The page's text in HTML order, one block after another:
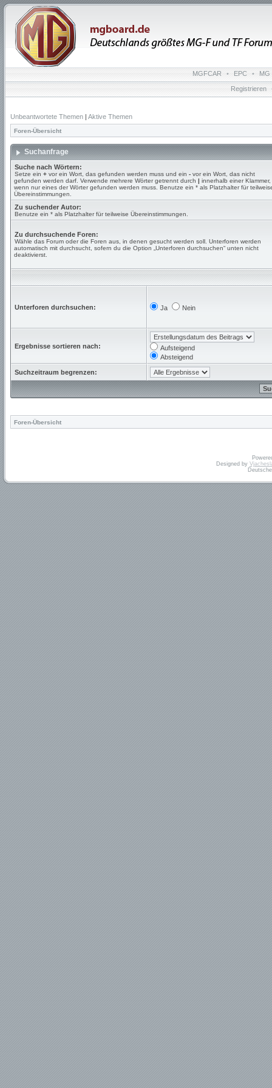
MGFCAR • EPC • MG
Registrieren
Unbeantwortete Themen | Aktive Themen
Foren-Übersicht
Suchanfrage
Suche nach Wörtern:
Setze ein + vor ein Wort, das gefunden werden muss und ein - vor ein Wort, das nicht
gefunden werden darf. Verwende mehrere Wörter getrennt durch | innerhalb einer Klammer,
wenn nur eines der Wörter gefunden werden muss. Benutze ein * als Platzhalter für
Übereinstimmungen.
Zu suchender Autor:
Benutze ein * als Platzhalter für teilweise Übereinstimmungen.
Zu durchsuchende Foren:
Wähle das Forum oder die Foren aus, in denen gesucht werden soll. Unterforen werden
automatisch mit durchsucht, sofern du die Option „Unterforen durchsuchen“ unten nicht
deaktivierst.
Unterforen durchsuchen: Ja Nein
Ergebnisse sortieren nach:
Aufsteigend
Absteigend
Suchzeitraum begrenzen:
Foren-Übersicht
Designed by